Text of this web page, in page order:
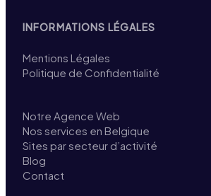
INFORMATIONS LÉGALES
Mentions Légales
Politique de Confidentialité
Notre Agence Web
Nos services en Belgique
Sites par secteur d’activité
Blog
Contact